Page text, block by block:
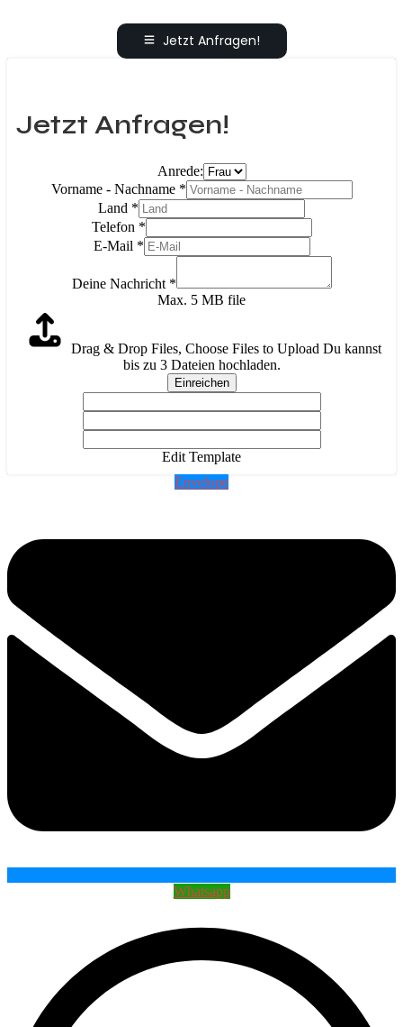
Jetzt Anfragen!
Jetzt Anfragen!
Anrede:
Vorname - Nachname *
Land *
Telefon *
E-Mail *
Deine Nachricht *
Max. 5 MB file
Drag & Drop Files, Choose Files to Upload Du kannst
bis zu 3 Dateien hochladen.
Einreichen
Edit Template
Envelope
Whatsapp